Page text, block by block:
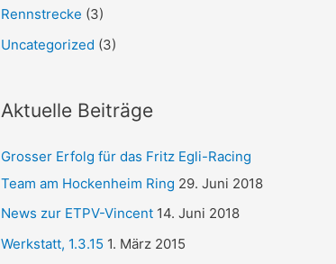
Rennstrecke (3)
Uncategorized (3)
Aktuelle Beiträge
Grosser Erfolg für das Fritz Egli-Racing
Team am Hockenheim Ring 29. Juni 2018
News zur ETPV-Vincent 14. Juni 2018
Werkstatt, 1.3.15 1. März 2015